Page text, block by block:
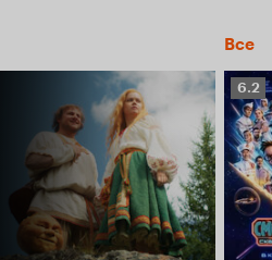
Все
6.2
6.2